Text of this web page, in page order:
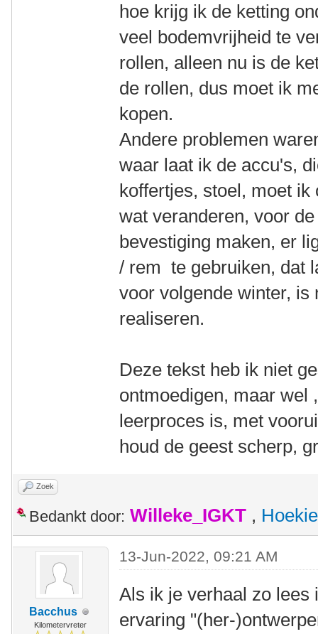
hoe krijg ik de ketting
veel bodemvrijheid te
rollen, alleen nu is de
de rollen, dus moet ik
kopen.
Andere problemen
waar laat ik de accu's,
koffertjes, stoel, moet
wat veranderen, voor
bevestiging maken, er
/ rem te gebruiken, dat
voor volgende winter, is
realiseren.
Deze tekst heb ik niet
ontmoedigen, maar wel
leerproces is, met
houd de geest scherp,
Zoek
Bedankt door: Willeke_IGKT , Hoekie
Bacchus
Kilometervreter
13-Jun-2022, 09:21 AM
Als ik je verhaal zo lees
ervaring "(her-